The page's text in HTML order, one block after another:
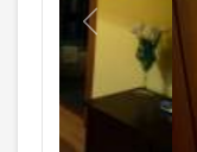
Vissza